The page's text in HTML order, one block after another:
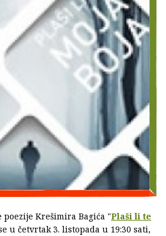
Krešimira Bagića "Plaši li te
u četvrtak 3. listopada u 19:30 sati,